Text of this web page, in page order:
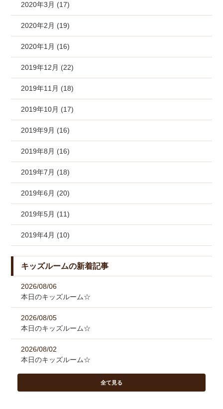
2020年3月 (17)
2020年2月 (19)
2020年1月 (16)
2019年12月 (22)
2019年11月 (18)
2019年10月 (17)
2019年9月 (16)
2019年8月 (16)
2019年7月 (18)
2019年6月 (20)
2019年5月 (11)
2019年4月 (10)
キッズルームの新着記事
2026/08/06
本日のキッズルーム☆
2026/08/05
本日のキッズルーム☆
2026/08/02
本日のキッズルーム☆
全て見る